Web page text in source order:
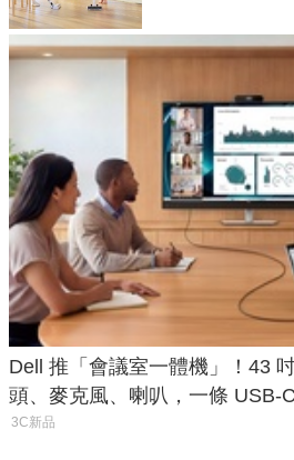
Dell 推「會議室一體機」！43
頭、麥克風、喇叭，一條 USB-
3C新品